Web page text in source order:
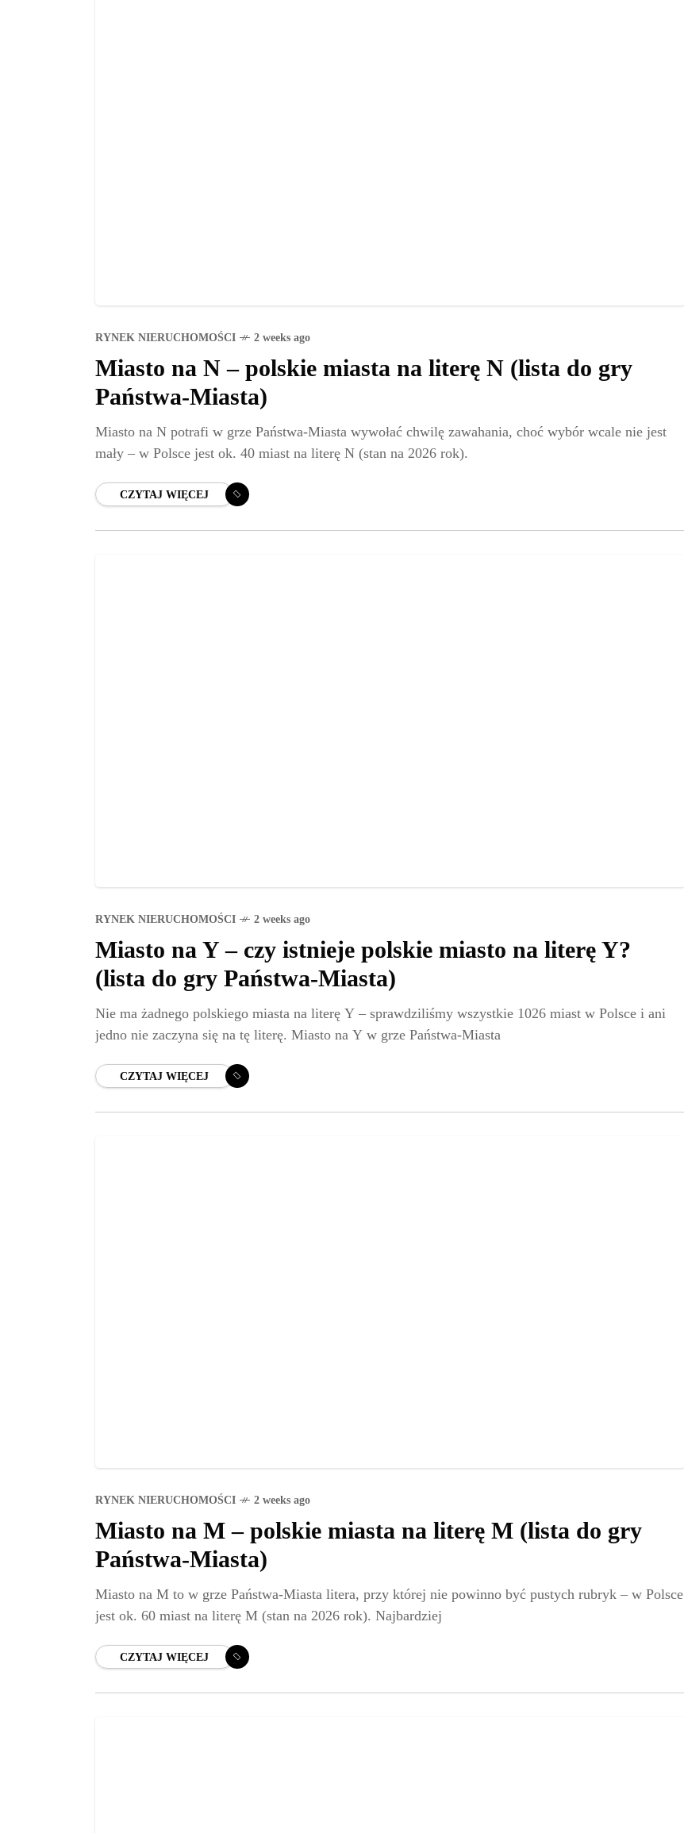
RYNEK NIERUCHOMOŚCI 2 weeks ago
Miasto na N – polskie miasta na literę N (lista do gry
Państwa-Miasta)
Miasto na N potrafi w grze Państwa-Miasta wywołać chwilę zawahania, choć wybór wcale nie jest
mały – w Polsce jest ok. 40 miast na literę N (stan na 2026 rok).
CZYTAJ WIĘCEJ
RYNEK NIERUCHOMOŚCI 2 weeks ago
Miasto na Y – czy istnieje polskie miasto na literę Y?
(lista do gry Państwa-Miasta)
Nie ma żadnego polskiego miasta na literę Y – sprawdziliśmy wszystkie 1026 miast w Polsce i ani
jedno nie zaczyna się na tę literę. Miasto na Y w grze Państwa-Miasta
CZYTAJ WIĘCEJ
RYNEK NIERUCHOMOŚCI 2 weeks ago
Miasto na M – polskie miasta na literę M (lista do gry
Państwa-Miasta)
Miasto na M to w grze Państwa-Miasta litera, przy której nie powinno być pustych rubryk – w Polsce
jest ok. 60 miast na literę M (stan na 2026 rok). Najbardziej
CZYTAJ WIĘCEJ